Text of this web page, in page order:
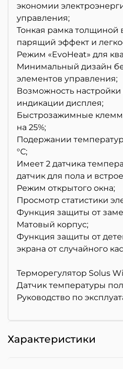
экономии
управления;
Тонкая рамка толщиной
парящий эффект и
Режим «EvoHeat» для
Минимальный дизайн
элементов управления;
Возможность настройки
индикации дисплея;
Быстрозажимные
на 25%;
Подержании
°С;
Имеет 2 датчика
датчик для пола и
Режим открытого окна;
Просмотр статистики
Функция защиты от
Матовый корпус;
Функция защиты от
экрана от случайного
Терморегулятор Solus
Датчик температуры
Руководство по
Характеристики